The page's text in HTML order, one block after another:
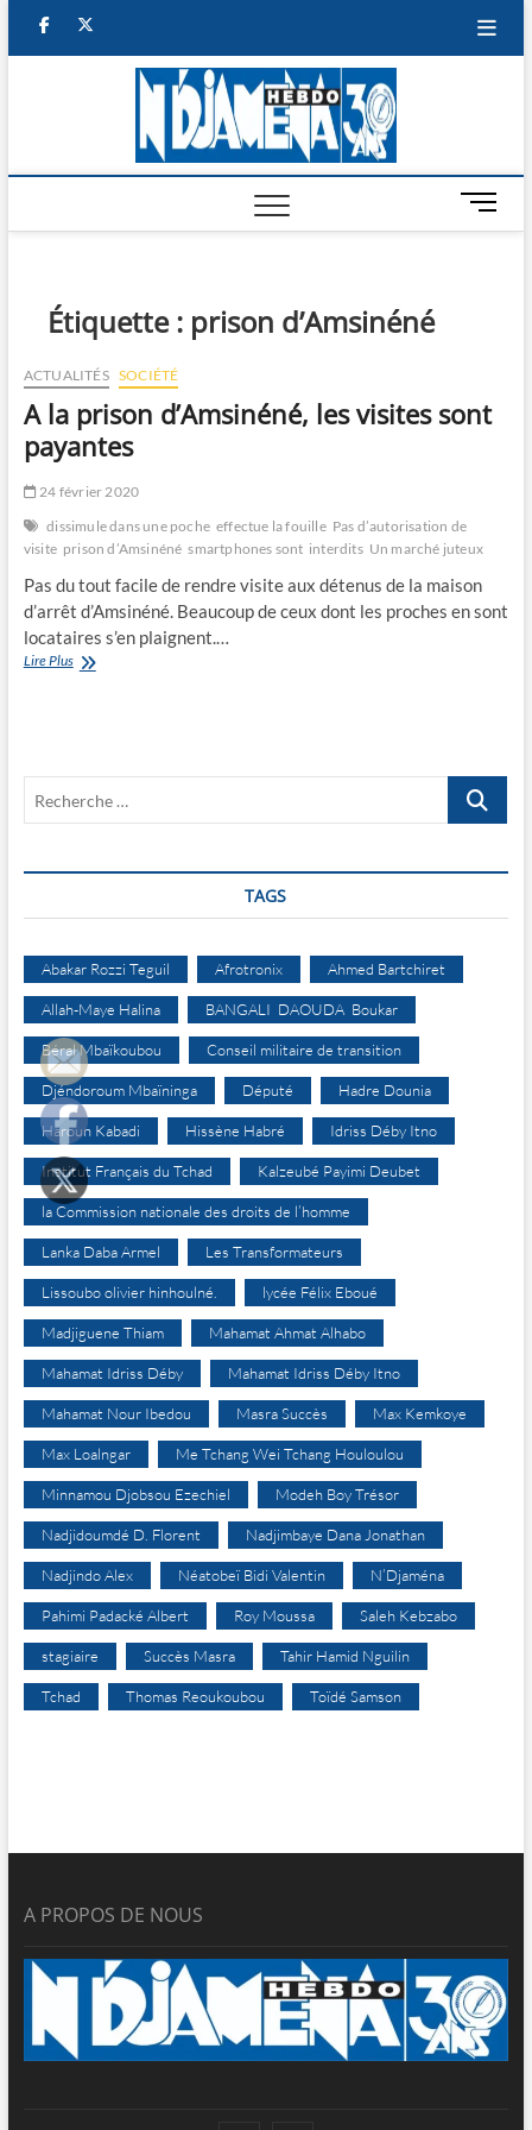
facebook
M
e
o
Étiquette : prison d’Amsinéné
ACTUALITÉS SOCIÉTÉ
A la prison d’Amsinéné, les visites sont
payantes
24 février 2020
dissimule dans une poche effectue la fouille Pas d’autorisation de
visite prison d’Amsinéné smartphones sont interdits Un marché juteux
Pas du tout facile de rendre visite aux détenus de la maison
d’arrêt d’Amsinéné. Beaucoup de ceux dont les proches en sont
locataires s’en plaignent.…
Lire PlusA
payantes
Recherche
TAGS
Abakar Rozzi Teguil Afrotronix Ahmed Bartchiret
Allah-Maye Halina BANGALI DAOUDA Boukar
Béral Mbaïkoubou Conseil militaire de transition
Djéndoroum Mbaïninga Député Hadre Dounia
Haroun Kabadi Hissène Habré Idriss Déby Itno
Institut Français du Tchad Kalzeubé Payimi Deubet
la Commission nationale des droits de l’homme
Lanka Daba Armel Les Transformateurs
Lissoubo olivier hinhoulné. lycée Félix Eboué
Madjiguene Thiam Mahamat Ahmat Alhabo
Mahamat Idriss Déby Mahamat Idriss Déby Itno
Mahamat Nour Ibedou Masra Succès Max Kemkoye
Max Loalngar Me Tchang Wei Tchang Houloulou
Minnamou Djobsou Ezechiel Modeh Boy Trésor
Nadjidoumdé D. Florent Nadjimbaye Dana Jonathan
Nadjindo Alex Néatobeï Bidi Valentin N’Djaména
Pahimi Padacké Albert Roy Moussa Saleh Kebzabo
stagiaire Succès Masra Tahir Hamid Nguilin
Tchad Thomas Reoukoubou Toïdé Samson
A PROPOS DE NOUS